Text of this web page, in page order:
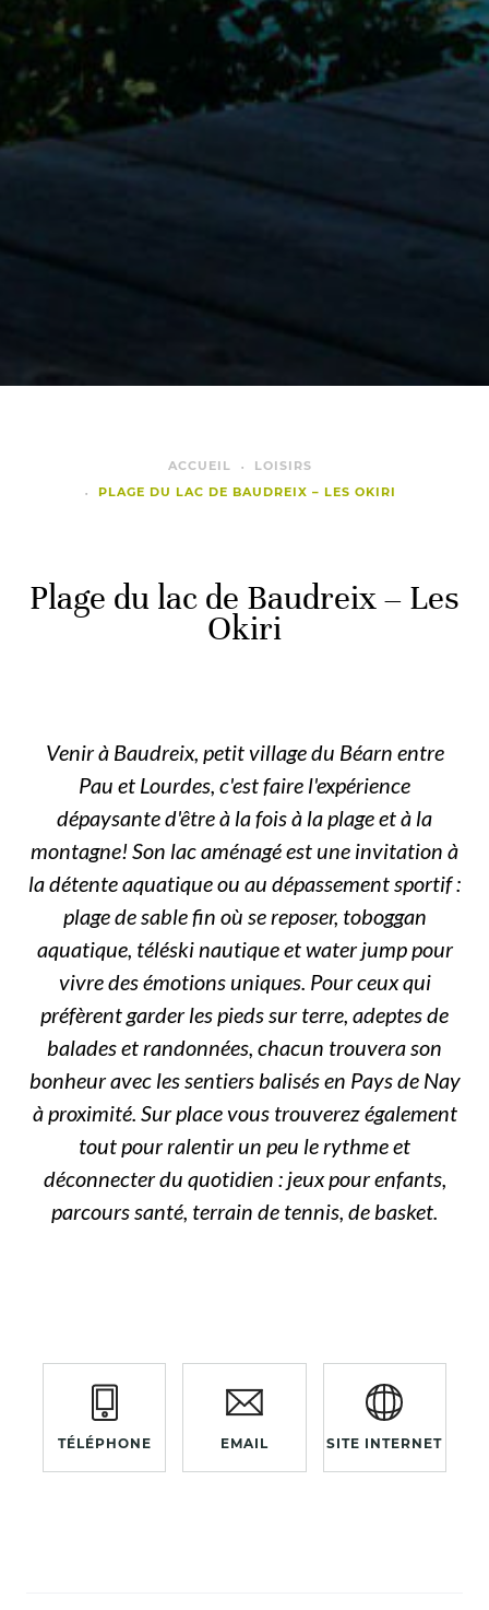
ACCUEIL
LOISIRS
PLAGE DU LAC DE BAUDREIX – LES OKIRI
Plage du lac de Baudreix – Les
Okiri
Venir à Baudreix, petit village du Béarn entre
Pau et Lourdes, c'est faire l'expérience
dépaysante d'être à la fois à la plage et à la
montagne! Son lac aménagé est une invitation à
la détente aquatique ou au dépassement sportif :
plage de sable fin où se reposer, toboggan
aquatique, téléski nautique et water jump pour
vivre des émotions uniques. Pour ceux qui
préfèrent garder les pieds sur terre, adeptes de
balades et randonnées, chacun trouvera son
bonheur avec les sentiers balisés en Pays de Nay
à proximité. Sur place vous trouverez également
tout pour ralentir un peu le rythme et
déconnecter du quotidien : jeux pour enfants,
parcours santé, terrain de tennis, de basket.
TÉLÉPHONE EMAIL SITE INTERNET